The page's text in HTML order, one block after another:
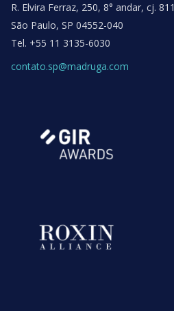
R. Elvira Ferraz, 250, 8° andar, cj. 811
São Paulo, SP 04552-040
Tel. +55 11 3135-6030
contato.sp@madruga.com